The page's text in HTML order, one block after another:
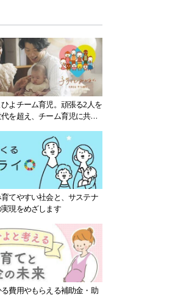
よチーム育児。頑張る2人を
を超え、チーム育児に共感
てやすい社会と、サステナ
現をめざします
費用やもらえる補助金・助